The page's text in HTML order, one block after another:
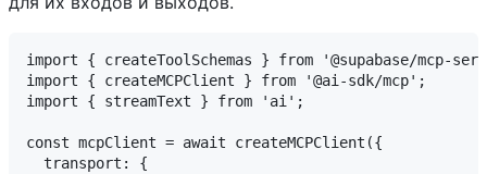
import { createToolSchemas } from '@supabase/mcp-
import { createMCPClient } from '@ai-sdk/mcp';
import { streamText } from 'ai';
const mcpClient = await createMCPClient({
  transport: {